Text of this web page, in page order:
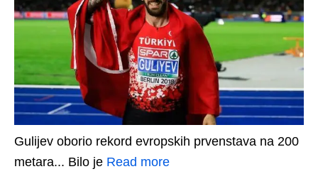
Gulijev oborio rekord evropskih prvenstava na 200
metara... Bilo je Read more